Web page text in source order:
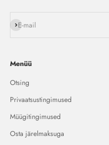
E-mail
Liitu
Menüü
Otsing
Privaatsustingimused
Müügitingimused
Osta järelmaksuga